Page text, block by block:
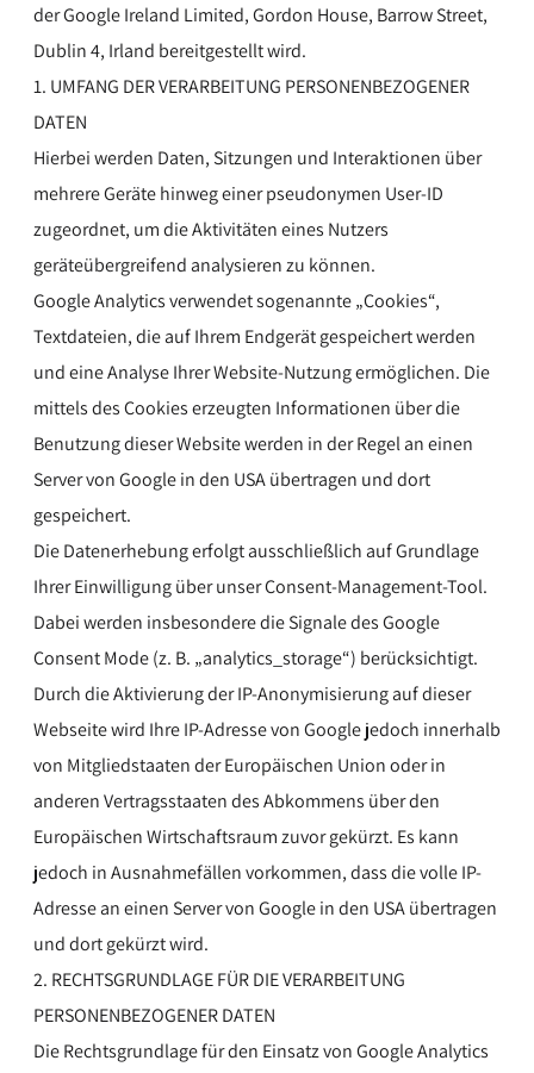
der Google Ireland Limited, Gordon House, Barrow Street,
Dublin 4, Irland bereitgestellt wird.
1. UMFANG DER VERARBEITUNG PERSONENBEZOGENER
DATEN
Hierbei werden Daten, Sitzungen und Interaktionen über
mehrere Geräte hinweg einer pseudonymen User-ID
zugeordnet, um die Aktivitäten eines Nutzers
geräteübergreifend analysieren zu können.
Google Analytics verwendet sogenannte „Cookies“,
Textdateien, die auf Ihrem Endgerät gespeichert werden
und eine Analyse Ihrer Website-Nutzung ermöglichen. Die
mittels des Cookies erzeugten Informationen über die
Benutzung dieser Website werden in der Regel an einen
Server von Google in den USA übertragen und dort
gespeichert.
Die Datenerhebung erfolgt ausschließlich auf Grundlage
Ihrer Einwilligung über unser Consent-Management-Tool.
Dabei werden insbesondere die Signale des Google
Consent Mode (z. B. „analytics_storage“) berücksichtigt.
Durch die Aktivierung der IP-Anonymisierung auf dieser
Webseite wird Ihre IP-Adresse von Google jedoch innerhalb
von Mitgliedstaaten der Europäischen Union oder in
anderen Vertragsstaaten des Abkommens über den
Europäischen Wirtschaftsraum zuvor gekürzt. Es kann
jedoch in Ausnahmefällen vorkommen, dass die volle IP-
Adresse an einen Server von Google in den USA übertragen
und dort gekürzt wird.
2. RECHTSGRUNDLAGE FÜR DIE VERARBEITUNG
PERSONENBEZOGENER DATEN
Die Rechtsgrundlage für den Einsatz von Google Analytics